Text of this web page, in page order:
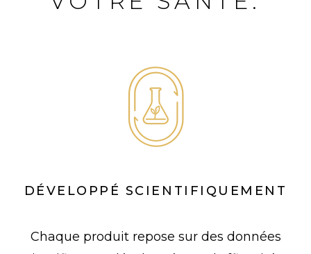
DÉVELOPPÉ SCIENTIFIQUEMENT
Chaque produit repose sur des données